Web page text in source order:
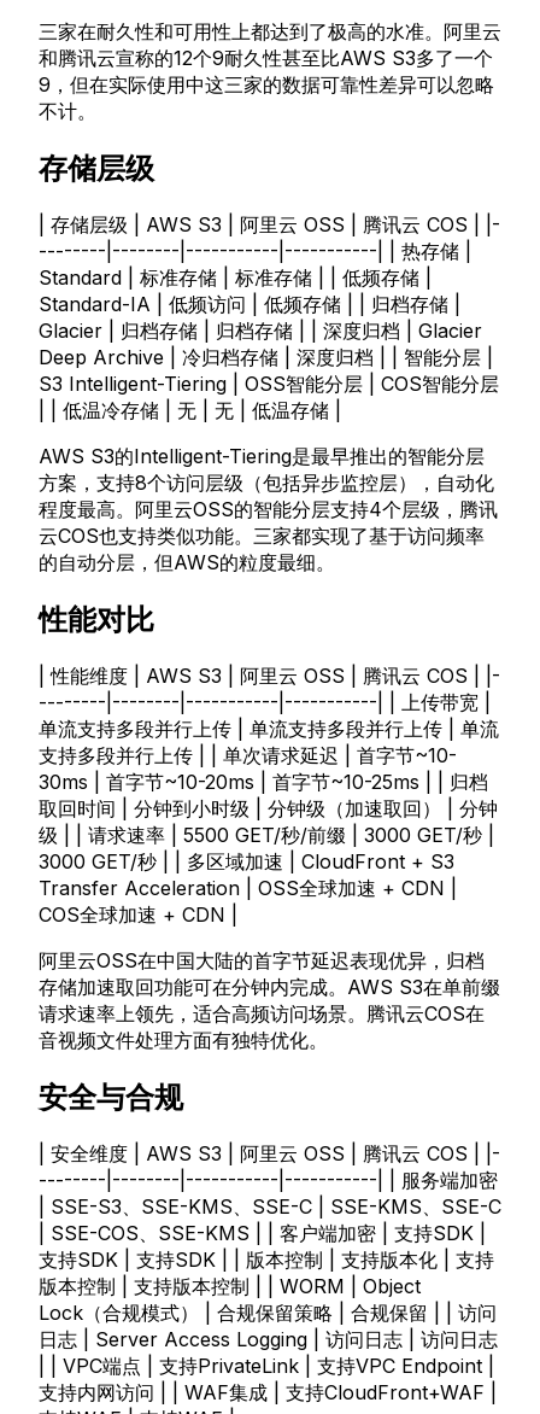
三家在耐久性和可用性上都达到了极高的水准。阿里云
和腾讯云宣称的12个9耐久性甚至比AWS S3多了一个
9，但在实际使用中这三家的数据可靠性差异可以忽略
不计。
存储层级
| 存储层级 | AWS S3 | 阿里云 OSS | 腾讯云 COS | |-
--------|--------|-----------|-----------| | 热存储 |
Standard | 标准存储 | 标准存储 | | 低频存储 |
Standard-IA | 低频访问 | 低频存储 | | 归档存储 |
Glacier | 归档存储 | 归档存储 | | 深度归档 | Glacier
Deep Archive | 冷归档存储 | 深度归档 | | 智能分层 |
S3 Intelligent-Tiering | OSS智能分层 | COS智能分层
| | 低温冷存储 | 无 | 无 | 低温存储 |
AWS S3的Intelligent-Tiering是最早推出的智能分层
方案，支持8个访问层级（包括异步监控层），自动化
程度最高。阿里云OSS的智能分层支持4个层级，腾讯
云COS也支持类似功能。三家都实现了基于访问频率
的自动分层，但AWS的粒度最细。
性能对比
| 性能维度 | AWS S3 | 阿里云 OSS | 腾讯云 COS | |-
--------|--------|-----------|-----------| | 上传带宽 |
单流支持多段并行上传 | 单流支持多段并行上传 | 单流
支持多段并行上传 | | 单次请求延迟 | 首字节~10-
30ms | 首字节~10-20ms | 首字节~10-25ms | | 归档
取回时间 | 分钟到小时级 | 分钟级（加速取回） | 分钟
级 | | 请求速率 | 5500 GET/秒/前缀 | 3000 GET/秒 |
3000 GET/秒 | | 多区域加速 | CloudFront + S3
Transfer Acceleration | OSS全球加速 + CDN |
COS全球加速 + CDN |
阿里云OSS在中国大陆的首字节延迟表现优异，归档
存储加速取回功能可在分钟内完成。AWS S3在单前缀
请求速率上领先，适合高频访问场景。腾讯云COS在
音视频文件处理方面有独特优化。
安全与合规
| 安全维度 | AWS S3 | 阿里云 OSS | 腾讯云 COS | |-
--------|--------|-----------|-----------| | 服务端加密
| SSE-S3、SSE-KMS、SSE-C | SSE-KMS、SSE-C
| SSE-COS、SSE-KMS | | 客户端加密 | 支持SDK |
支持SDK | 支持SDK | | 版本控制 | 支持版本化 | 支持
版本控制 | 支持版本控制 | | WORM | Object
Lock（合规模式） | 合规保留策略 | 合规保留 | | 访问
日志 | Server Access Logging | 访问日志 | 访问日志
| | VPC端点 | 支持PrivateLink | 支持VPC Endpoint |
支持内网访问 | | WAF集成 | 支持CloudFront+WAF |